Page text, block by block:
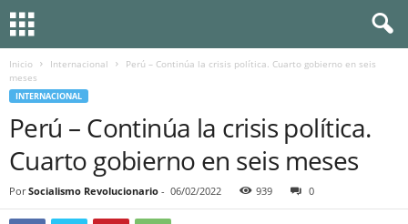
Inicio Internacional
Perú – Continúa la crisis política. Cuarto gobierno en seis
meses
INTERNACIONAL
Perú – Continúa la crisis política.
Cuarto gobierno en seis meses
Por Socialismo Revolucionario - 06/02/2022 939 0